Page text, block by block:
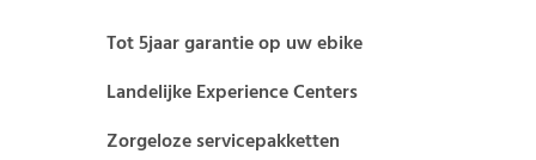
Tot 5jaar garantie op uw ebike
Landelijke Experience Centers
Zorgeloze servicepakketten